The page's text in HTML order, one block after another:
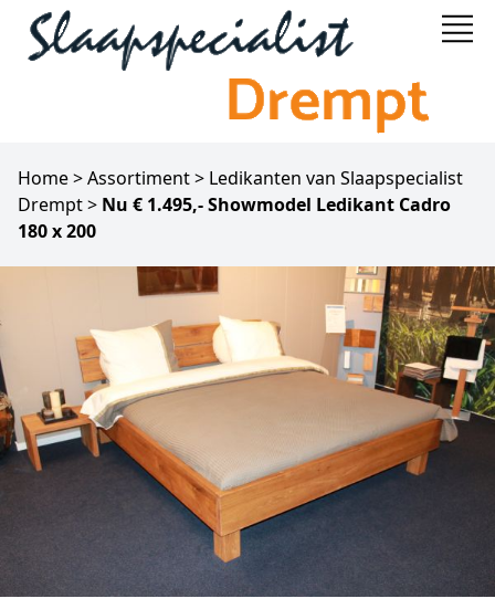
Home>Assortiment> Ledikanten van Slaapspecialist
Drempt> Nu € 1.495,- Showmodel Ledikant Cadro
180 x 200